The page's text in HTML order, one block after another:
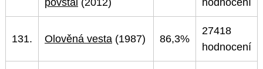
povstal (2012) hodnocení
131. Olověná vesta (1987) 86,3%
27418
hodnocení